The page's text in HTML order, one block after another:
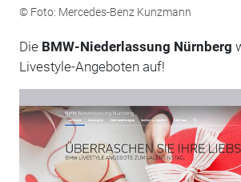
© Foto: Mercedes-Benz Kunzmann
Die BMW-Niederlassung Nürnberg
Livestyle-Angeboten auf!